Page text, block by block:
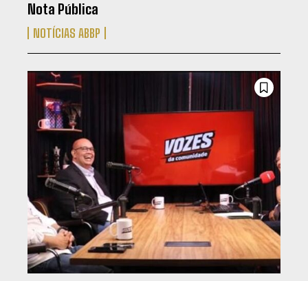
Nota Pública
NOTÍCIAS ABBP